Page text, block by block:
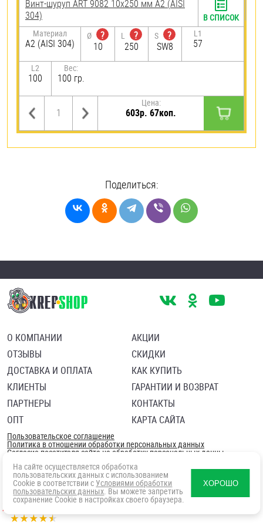
Винт-шуруп ART 9082 10х250 мм А2 (AISI
304)
Материал
А2 (AISI 304)
Ø
?
10
L
?
250
S
?
SW8
L1
57
L2
100
Вес:
100 гр.
Цена:
603р. 67коп.
В СПИСОК
Поделиться:
О КОМПАНИИ
ОТЗЫВЫ
ДОСТАВКА И ОПЛАТА
КЛИЕНТЫ
ПАРТНЕРЫ
ОПТ
АКЦИИ
СКИДКИ
КАК КУПИТЬ
ГАРАНТИИ И ВОЗВРАТ
КОНТАКТЫ
КАРТА САЙТА
Пользовательское соглашение
Политика в отношении обработки персональных данных
Согласие посетителя сайта на обработку персональных данны
На сайте осуществляется обработка
пользовательских данных с использованием
Cookie в соответствии с Условиями обработки
пользовательских данных. Вы можете запретить
сохранение Cookie в настройках своего браузера.
ХОРОШО